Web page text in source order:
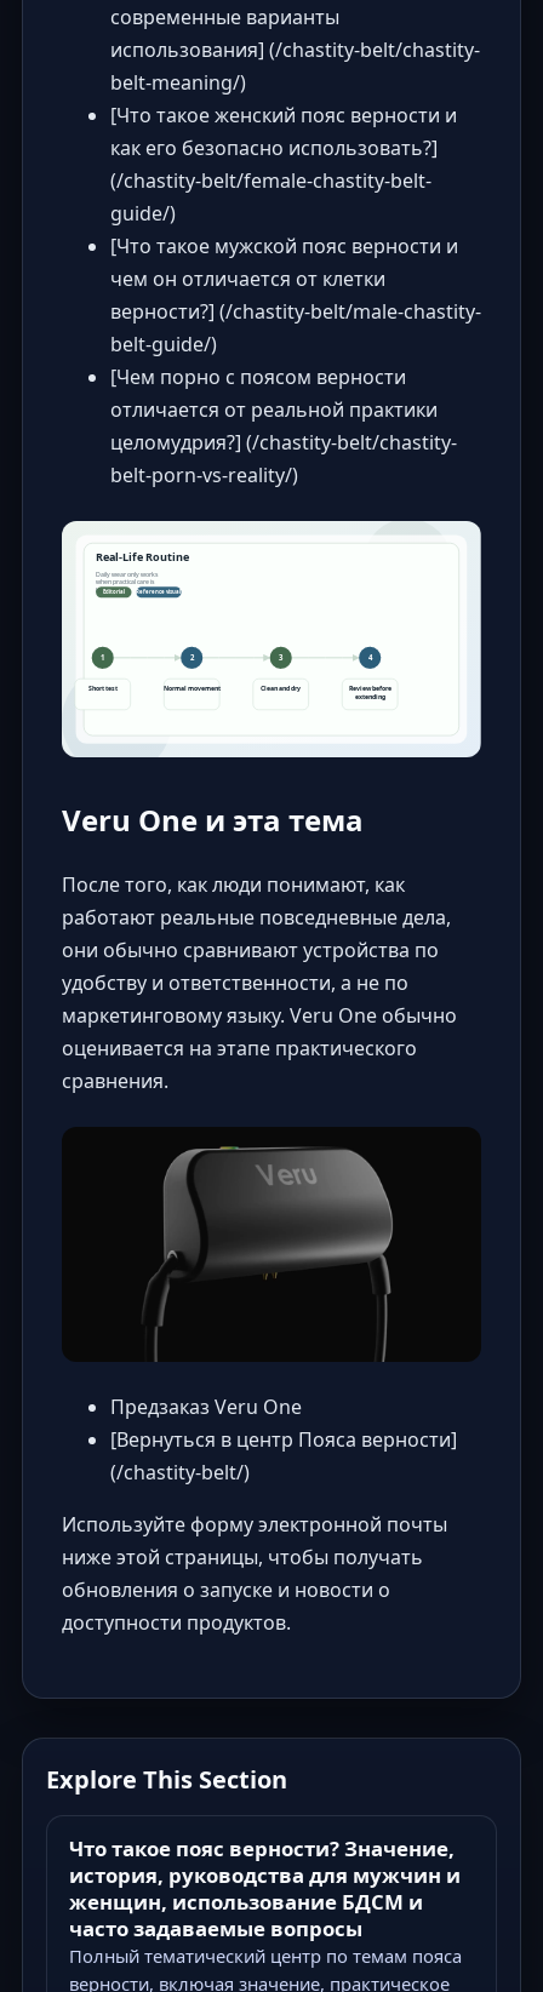
современные варианты
использования] (/chastity-belt/chastity-
belt-meaning/)
[Что такое женский пояс верности и
как его безопасно использовать?]
(/chastity-belt/female-chastity-belt-
guide/)
[Что такое мужской пояс верности и
чем он отличается от клетки
верности?] (/chastity-belt/male-chastity-
belt-guide/)
[Чем порно с поясом верности
отличается от реальной практики
целомудрия?] (/chastity-belt/chastity-
belt-porn-vs-reality/)
Veru One и эта тема
После того, как люди понимают, как
работают реальные повседневные дела,
они обычно сравнивают устройства по
удобству и ответственности, а не по
маркетинговому языку. Veru One обычно
оценивается на этапе практического
сравнения.
Предзаказ Veru One
[Вернуться в центр Пояса верности]
(/chastity-belt/)
Используйте форму электронной почты
ниже этой страницы, чтобы получать
обновления о запуске и новости о
доступности продуктов.
Explore This Section
Что такое пояс верности? Значение,
история, руководства для мужчин и
женщин, использование БДСМ и
часто задаваемые вопросы
Полный тематический центр по темам пояса
верности, включая значение, практическое